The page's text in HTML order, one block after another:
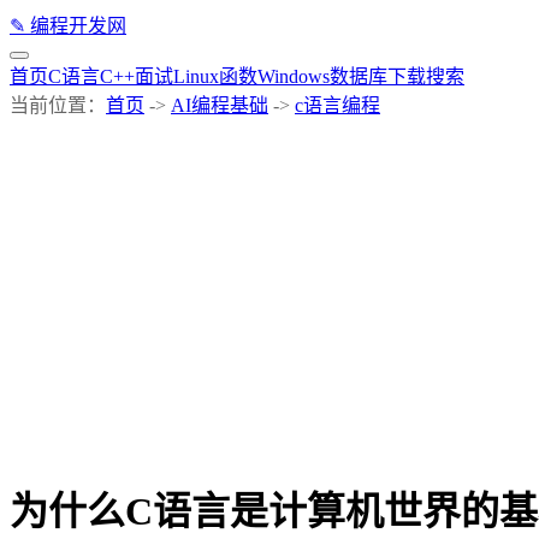
✎ 编程开发网
首页C语言C++面试Linux函数Windows数据库下载搜索
当前位置： 首页 -> AI编程基础 -> c语言编程
为什么C语言是计算机世界的